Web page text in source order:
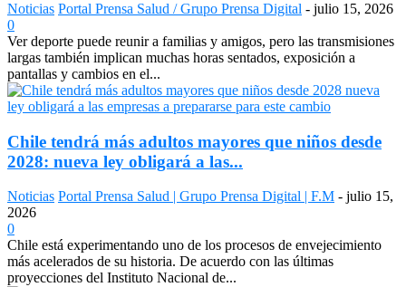
Noticias Portal Prensa Salud / Grupo Prensa Digital - julio 15, 2026
0
Ver deporte puede reunir a familias y amigos, pero las transmisiones
largas también implican muchas horas sentados, exposición a
pantallas y cambios en el...
Chile tendrá más adultos mayores que niños desde
2028: nueva ley obligará a las...
Noticias Portal Prensa Salud | Grupo Prensa Digital | F.M - julio 15,
2026
0
Chile está experimentando uno de los procesos de envejecimiento
más acelerados de su historia. De acuerdo con las últimas
proyecciones del Instituto Nacional de...